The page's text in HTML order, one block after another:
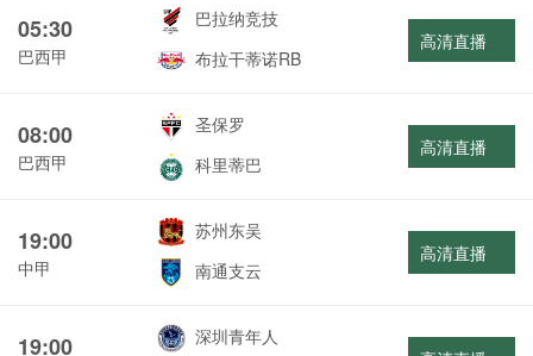
05:30
巴西甲
巴拉纳竞技
布拉干蒂诺RB
高清直播
08:00
巴西甲
圣保罗
科里蒂巴
高清直播
19:00
中甲
苏州东吴
南通支云
高清直播
19:00
深圳青年人